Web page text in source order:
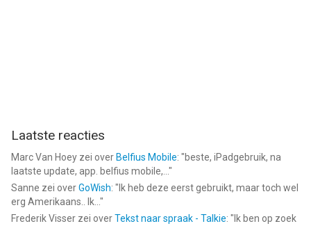
Laatste reacties
Marc Van Hoey zei over Belfius Mobile: "beste, iPadgebruik, na
laatste update, app. belfius mobile,... "
Sanne zei overGoWish: " Ik heb deze eerst gebruikt, maar toch wel
erg Amerikaans.. Ik... "
Frederik Visser zei overTekst naar spraak - Talkie: " Ik ben op zoek